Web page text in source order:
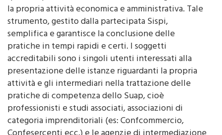
strumento, gestito dalla partecipata Sispi,
semplifica e garantisce la conclusione delle
pratiche in tempi rapidi e certi. I soggetti
accreditabili sono i singoli utenti interessati alla
presentazione delle istanze riguardanti la propria
attività e gli intermediari nella trattazione delle
pratiche di competenza dello Suap, cioè
professionisti e studi associati, associazioni di
categoria imprenditoriali (es: Confcommercio,
Confesercenti ecc.) e le agenzie di intermediazione